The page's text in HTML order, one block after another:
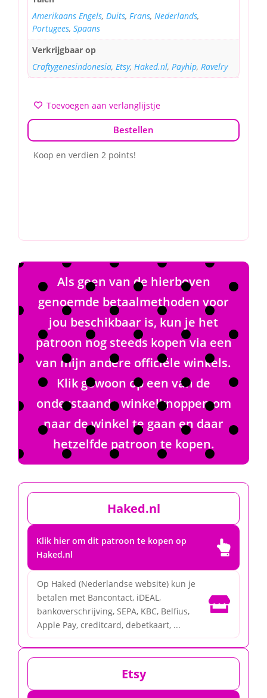
Amerikaans Engels, Duits, Frans, Nederlands,
Portugees, Spaans
Verkrijgbaar op
Craftygenesindonesia, Etsy, Haked.nl, Payhip, Ravelry
Toevoegen aan verlanglijstje
Bestellen
Koop en verdien 2 points!
Als geen van de hierboven
genoemde betaalmethoden voor
jou beschikbaar is, kun je het
patroon nog steeds kopen via een
van mijn andere officiële winkels.
Klik gewoon op een van de
onderstaande winkelknoppen om
naar de winkel te gaan en daar
hetzelfde patroon te kopen.
Haked.nl
Klik hier om dit patroon te kopen op
Haked.nl

Op Haked (Nederlandse website) kun je
betalen met Bancontact, iDEAL,
bankoverschrijving, SEPA, KBC, Belfius,
Apple Pay, creditcard, debetkaart, ...

Etsy